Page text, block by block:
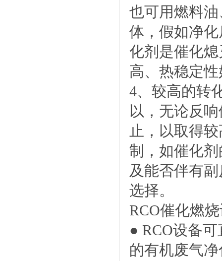
也可用燃料
体，假如净
化剂是催化
高、热稳定
4、较高的转
以，无论反
止，以取得
制，如催化
及能否伴有
选择。
RCO催化燃
● RCO设备可
的有机废气